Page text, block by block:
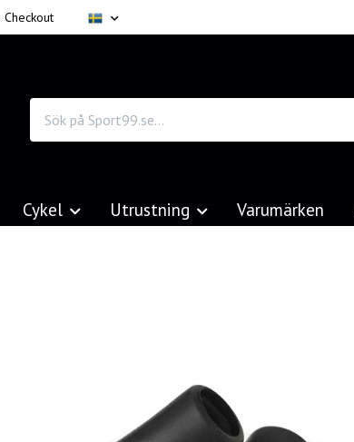
Cykel Utrustning Varumärken